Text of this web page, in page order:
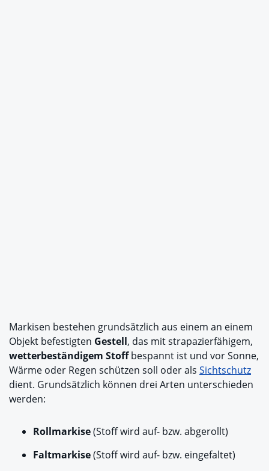
Markisen bestehen grundsätzlich aus einem an einem
Objekt befestigten Gestell, das mit strapazierfähigem,
wetterbeständigem Stoffbespannt ist und vor Sonne,
Wärme oder Regen schützen soll oder als Sichtschutz
dient. Grundsätzlich können drei Arten unterschieden
werden:
Rollmarkise(Stoff wird auf- bzw. abgerollt)
Faltmarkise(Stoff wird auf- bzw. eingefaltet)